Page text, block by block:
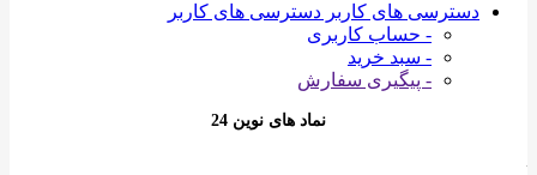
دسترسی های کاربر دسترسی های کاربر
- حساب کاربری
- سبد خرید
- پیگیری سفارش
نماد های نوین 24